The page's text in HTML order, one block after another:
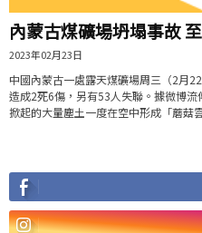
內蒙古煤礦場坍塌事故
2023年02月23日
中國內蒙古一處露天煤礦場周三（2月
造成2死6傷，另有53人失聯。據微博流
掀起的大量塵土一度在空中形成「蘑菇